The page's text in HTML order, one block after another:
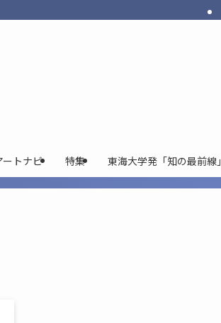
ートナビ 特集 東海大学発「知の最前線」